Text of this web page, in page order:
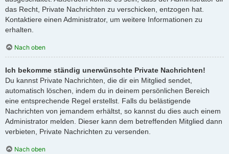
das Recht, Private Nachrichten zu verschicken, entzogen hat.
Kontaktiere einen Administrator, um weitere Informationen zu
erhalten.
Nach oben
Ich bekomme ständig unerwünschte Private Nachrichten!
Du kannst Private Nachrichten, die dir ein Mitglied sendet,
automatisch löschen, indem du in deinem persönlichen Bereich
eine entsprechende Regel erstellst. Falls du belästigende
Nachrichten von jemandem erhältst, so kannst du dies auch einem
Administrator melden. Dieser kann dem betreffenden Mitglied dann
verbieten, Private Nachrichten zu versenden.
Nach oben